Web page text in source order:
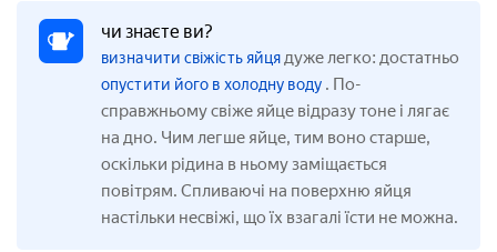
чи знаєте ви?
визначити свіжість яйцядуже легко: достатньо
опустити його в холодну воду . По-
справжньому свіже яйце відразу тоне і лягає
на дно. Чим легше яйце, тим воно старше,
оскільки рідина в ньому заміщається
повітрям. Спливаючі на поверхню яйця
настільки несвіжі, що їх взагалі їсти не можна.